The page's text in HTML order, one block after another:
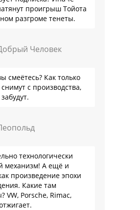
проигрыш Тойота
разгроме тенеты.
Человек
смеётесь? Как только
с производства,
технологически
механизм! А ещё и
произведение эпохи
Какие там
VW, Porsche, Rimac,